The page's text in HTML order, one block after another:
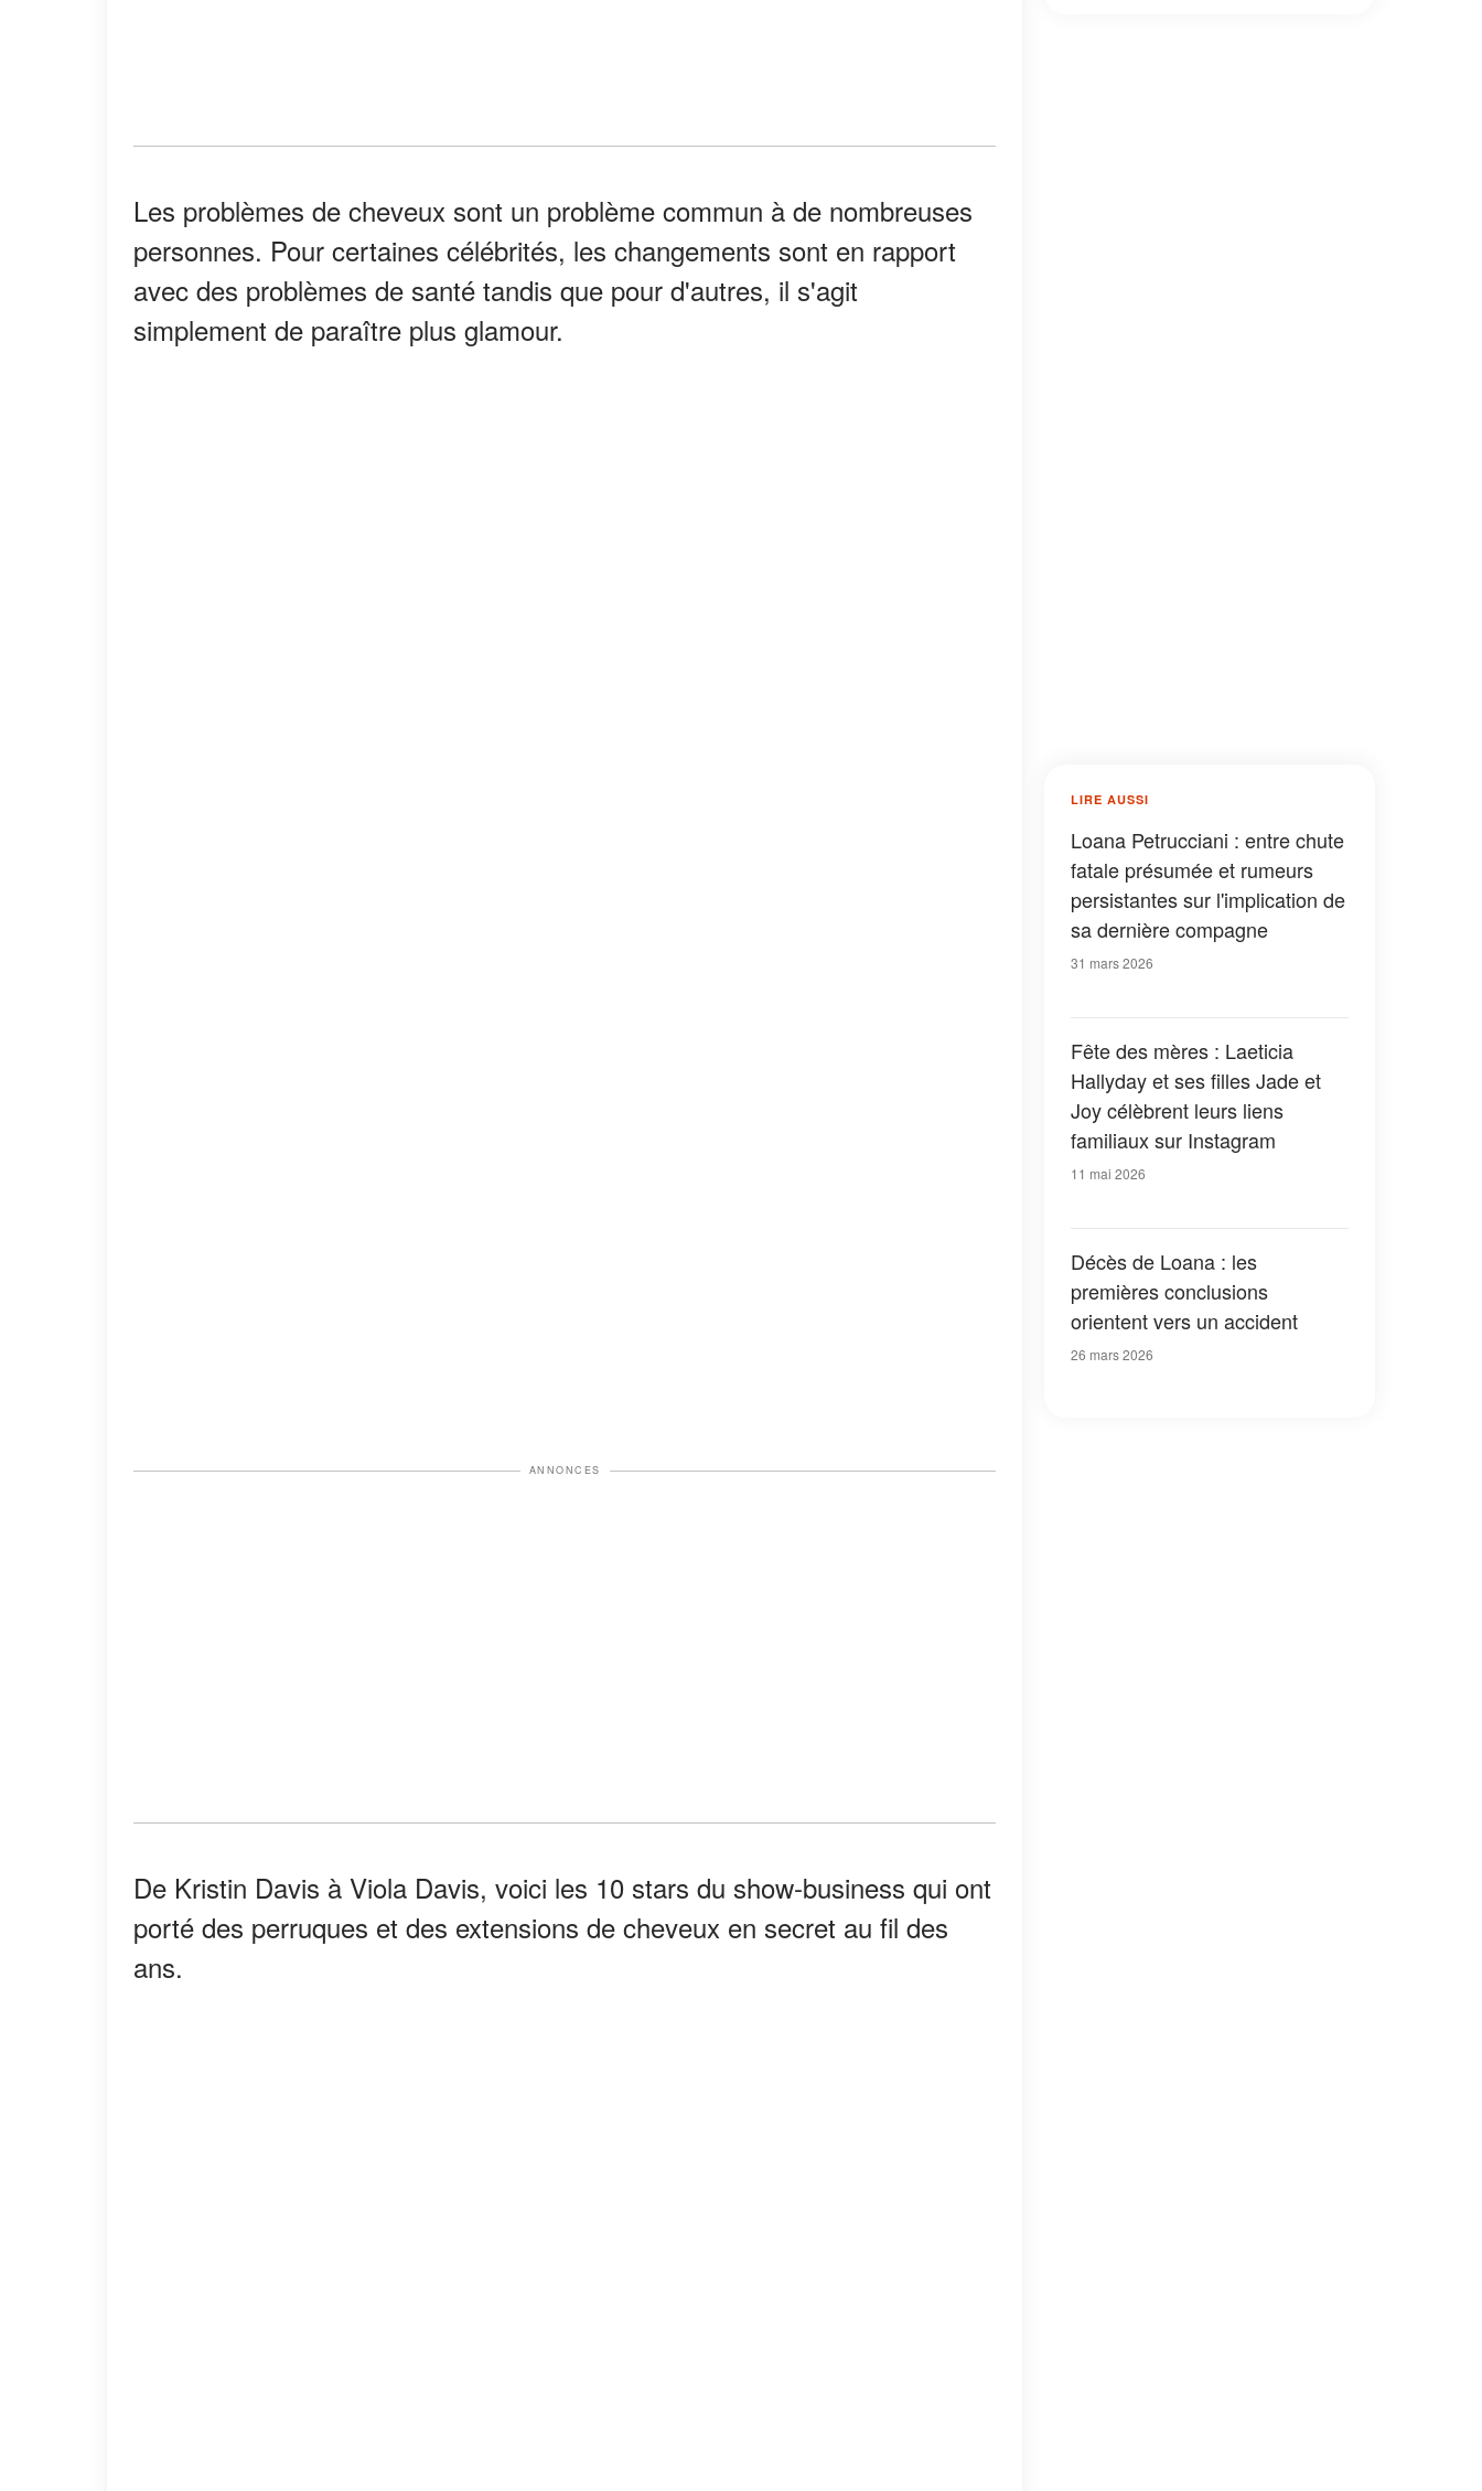
Les problèmes de cheveux sont un problème commun à de nombreuses
personnes. Pour certaines célébrités, les changements sont en rapport
avec des problèmes de santé tandis que pour d'autres, il s'agit
simplement de paraître plus glamour.
ANNONCES
De Kristin Davis à Viola Davis, voici les 10 stars du show-business qui ont
porté des perruques et des extensions de cheveux en secret au fil des
ans.
LIRE AUSSI
Loana Petrucciani : entre chute
fatale présumée et rumeurs
persistantes sur l'implication de
sa dernière compagne
31 mars 2026
Fête des mères : Laeticia
Hallyday et ses filles Jade et
Joy célèbrent leurs liens
familiaux sur Instagram
11 mai 2026
Décès de Loana : les
premières conclusions
orientent vers un accident
26 mars 2026